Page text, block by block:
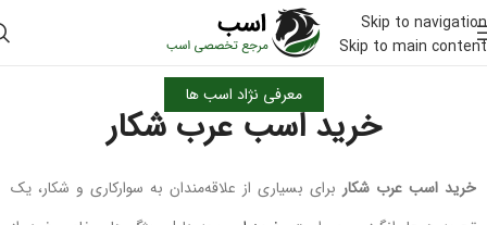
Skip to navigation
Skip to main content
معرفی نژاد اسب ها
خرید اسب عرب شکار
خرید اسب عرب شکار برای بسیاری از علاقه‌مندان به سوارکاری و شکار، یک